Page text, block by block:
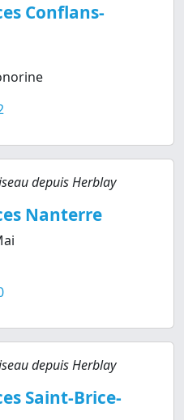
Conflans-
depuis Herblay
Nanterre
depuis Herblay
Saint-Brice-